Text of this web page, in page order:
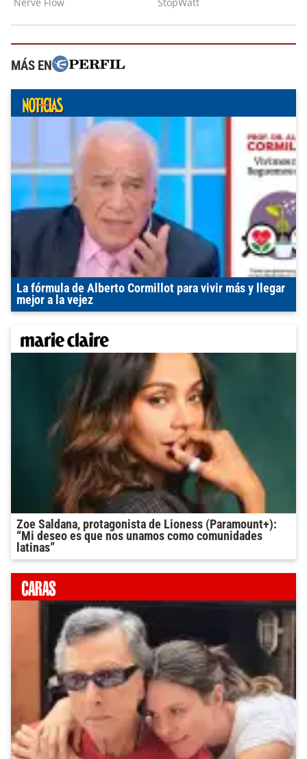
MÁS EN
La fórmula de Alberto Cormillot para vivir más y llegar
mejor a la vejez
Zoe Saldana, protagonista de Lioness (Paramount+):
“Mi deseo es que nos unamos como comunidades
latinas”